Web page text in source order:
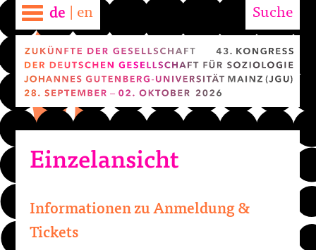
de en Suche
Einzelansicht
Informationen zu Anmeldung &
Tickets